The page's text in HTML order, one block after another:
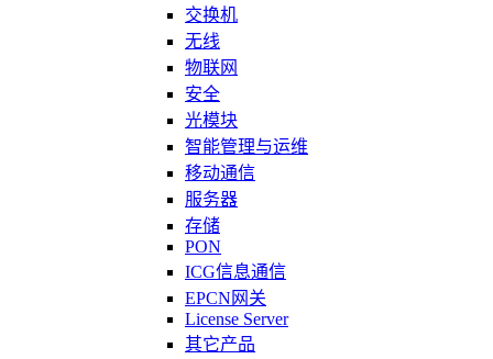
交换机
无线
物联网
安全
光模块
智能管理与运维
移动通信
服务器
存储
PON
ICG信息通信
EPCN网关
License Server
其它产品